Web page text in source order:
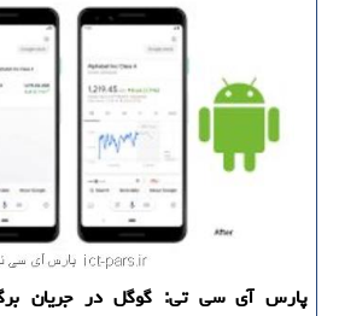
پارس آی سی تی: گوگل در جریان